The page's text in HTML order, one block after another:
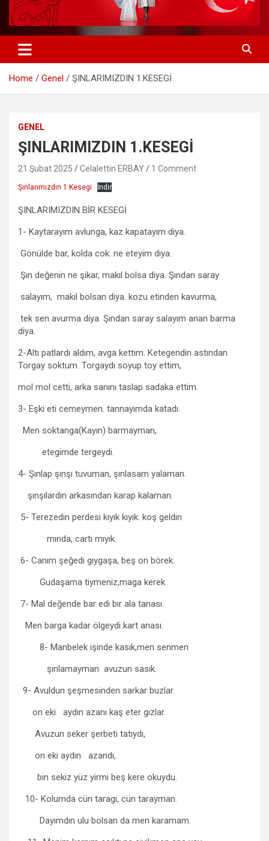
Home Genel ŞINLARIMIZDIN 1.KESEGİ
GENEL
ŞINLARIMIZDIN 1.KESEGİ
21 Şubat 2025 Celalettin ERBAY 1 Comment
Şınlarımızdın 1.Kesegi İndir
ŞINLARIMIZDIN BİR KESEGİ
1- Kaytarayım avlunga, kaz kapatayım diya.
Gönülde bar, kolda cok. ne eteyim diya.
Şın değenin ne şikar, makıl bolsa diya. Şından saray
salayım, makıl bolsan diya. kozu etinden kavurma,
tek sen avurma diya. Şından saray salayım anan barma
diya.
2-Altı patlardı aldım, avga kettim. Ketegendin astından
Torgay soktum. Torgaydı soyup toy ettim,
mol mol cetti, arka sanını taslap sadaka ettim.
3- Eşki eti cemeymen. tannayımda katadı.
Men soktanga(Kayın) barmayman,
etegimde tergeydi.
4- Şınlap şınşı tuvuman, şınlasam yalaman.
şınşılardın arkasından karap kalaman.
5- Terezedin perdesi kıyık kıyık. koş geldin
mında, cartı mıyık.
6- Canım şeğedi gıygaşa, beş on börek.
Gudaşama tiymeniz,maga kerek
7- Mal değende bar edi bır ala tanası.
Men barga kadar ölgeydi kart anası.
8- Manbelek işinde kasık,men senmen
şınlamayman avuzun sasık.
9- Avuldun şeşmesinden sarkar buzlar.
on eki aydın azanı kaş eter gızlar.
Avuzun seker şerbeti tatıydı,
on eki aydın azandı,
bin sekiz yüz yirmi beş kere okuydu.
10- Kolumda cün taragı, cün tarayman.
Dayımdın ulu bolsan da men karamam.